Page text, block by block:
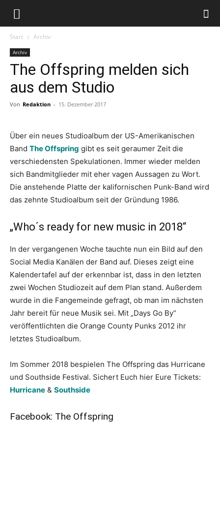
Start Archiv
Archiv
The Offspring melden sich
aus dem Studio
Von Redaktion - 15. Dezember 2017
Über ein neues Studioalbum der US-Amerikanischen
Band The Offspring gibt es seit geraumer Zeit die
verschiedensten Spekulationen. Immer wieder melden
sich Bandmitglieder mit eher vagen Aussagen zu Wort.
Die anstehende Platte der kalifornischen Punk-Band wird
das zehnte Studioalbum seit der Gründung 1986.
„Who´s ready for new music in 2018“
In der vergangenen Woche tauchte nun ein Bild auf den
Social Media Kanälen der Band auf. Dieses zeigt eine
Kalendertafel auf der erkennbar ist, dass in den letzten
zwei Wochen Studiozeit auf dem Plan stand. Außerdem
wurde in die Fangemeinde gefragt, ob man im nächsten
Jahr bereit für neue Musik sei. Mit „Days Go By“
veröffentlichten die Orange County Punks 2012 ihr
letztes Studioalbum.
Im Sommer 2018 bespielen The Offspring das Hurricane
und Southside Festival. Sichert Euch hier Eure Tickets:
Hurricane & Southside
Facebook: The Offspring